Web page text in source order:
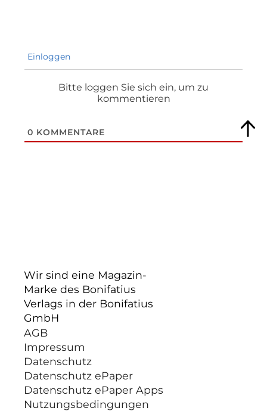
Einloggen
Bitte loggen Sie sich ein, um zu
kommentieren
0 KOMMENTARE
Wir sind eine Magazin-
Marke des Bonifatius
Verlags in der Bonifatius
GmbH
AGB
Impressum
Datenschutz
Datenschutz ePaper
Datenschutz ePaper Apps
Nutzungsbedingungen